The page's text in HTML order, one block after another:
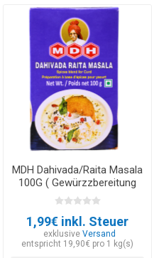
MDH Dahivada/Raita Masala
100G ( Gewürzzbereitung
für Indisches
Joghurtgericht)
1,99€ inkl. Steuer
exklusive Versand
entspricht 19,90€ pro 1 kg(s)